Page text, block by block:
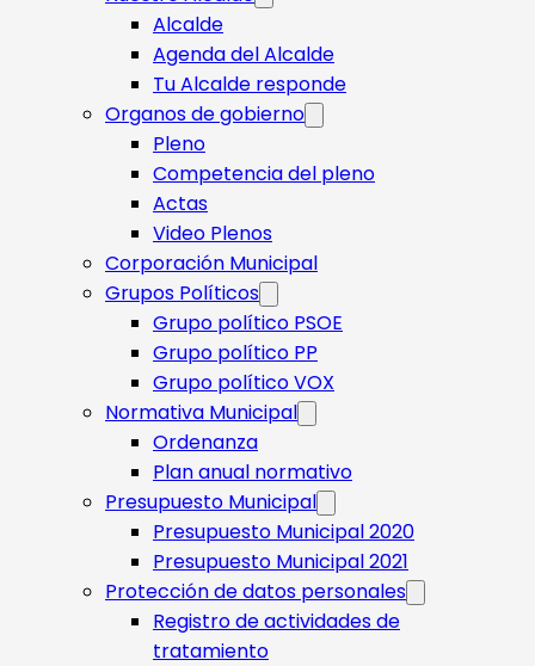
Alcalde
Agenda del Alcalde
Tu Alcalde responde​
Organos de gobierno
Pleno
Competencia del pleno
Actas
Video Plenos
Corporación Municipal
Grupos Políticos
Grupo político PSOE
Grupo político PP
Grupo político VOX
Normativa Municipal
Ordenanza
Plan anual normativo
Presupuesto Municipal
Presupuesto Municipal 2020
Presupuesto Municipal 2021
Protección de datos personales
Registro de actividades de
tratamiento